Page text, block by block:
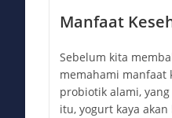
Manfaat
Sebelum kita
memahami manfaat
probiotik alami,
itu, yogurt kaya